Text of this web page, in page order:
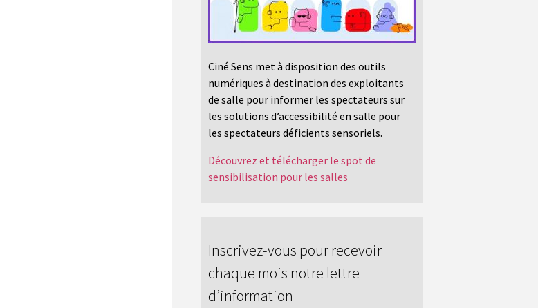
Ciné Sens met à disposition des outils
numériques à destination des exploitants
de salle pour informer les spectateurs sur
les solutions d’accessibilité en salle pour
les spectateurs déficients sensoriels.
Découvrez et télécharger le spot de
sensibilisation pour les salles
Inscrivez-vous pour recevoir
chaque mois notre lettre
d’information